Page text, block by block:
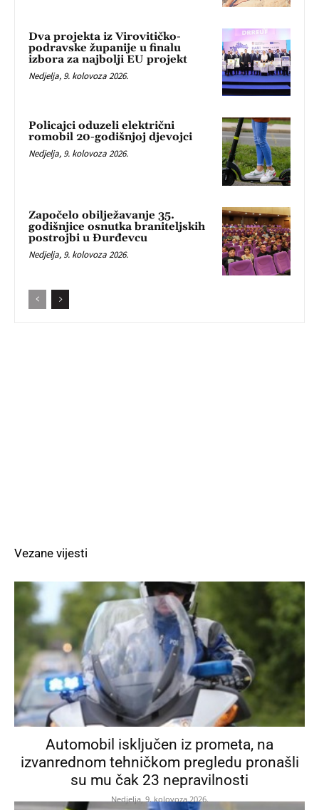
Dva projekta iz Virovitičko-
podravske županije u finalu
izbora za najbolji EU projekt
Nedjelja, 9. kolovoza 2026.
Policajci oduzeli električni
romobil 20-godišnjoj djevojci
Nedjelja, 9. kolovoza 2026.
Započelo obilježavanje 35.
godišnjice osnutka braniteljskih
postrojbi u Đurđevcu
Nedjelja, 9. kolovoza 2026.
Vezane vijesti
Automobil isključen iz prometa, na
izvanrednom tehničkom pregledu pronašli
su mu čak 23 nepravilnosti
Nedjelja, 9. kolovoza 2026.